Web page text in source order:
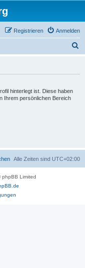
Anmelden
Registrieren
hinterlegt ist. Diese haben
Ihrem persönlichen Bereich
Alle Zeiten sind UTC+02:00
Limited